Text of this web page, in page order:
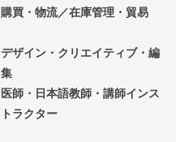
購買・物流／在庫管理・貿易
デザイン・クリエイティブ・編
集
医師・日本語教師・講師インス
トラクター